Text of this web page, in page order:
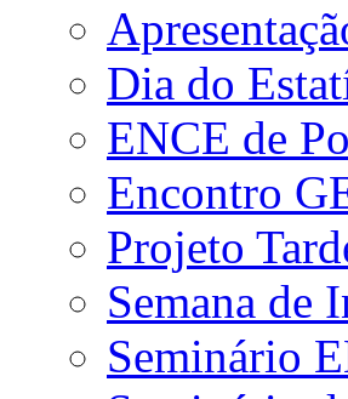
Dia do
ENCE de
Encontro
Projeto
Semana de
Seminário